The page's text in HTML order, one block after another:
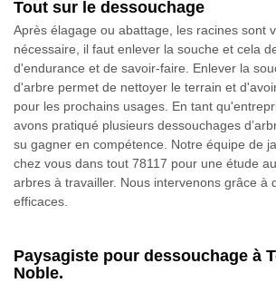
Tout sur le dessouchage
Après élagage ou abattage, les racines sont
nécessaire, il faut enlever la souche et cela
d'endurance et de savoir-faire. Enlever la
d'arbre permet de nettoyer le terrain et
pour les prochains usages. En tant
avons pratiqué plusieurs dessouchages
su gagner en compétence. Notre équipe de
chez vous dans tout 78117 pour une étude
arbres à travailler. Nous intervenons grâce à
efficaces.
Paysagiste pour dessouchage à
Noble.